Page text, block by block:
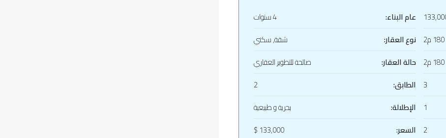
180 م2
180 م2
3
1
2
عام البناء:
4 سنوات
نوع العقار:
شقة, سكني
حالة العقار:
صالحة للتطوير العقاري
الطابق:
2
الإطلالة:
بحرية و طبيعية
السعر:
133,000 $